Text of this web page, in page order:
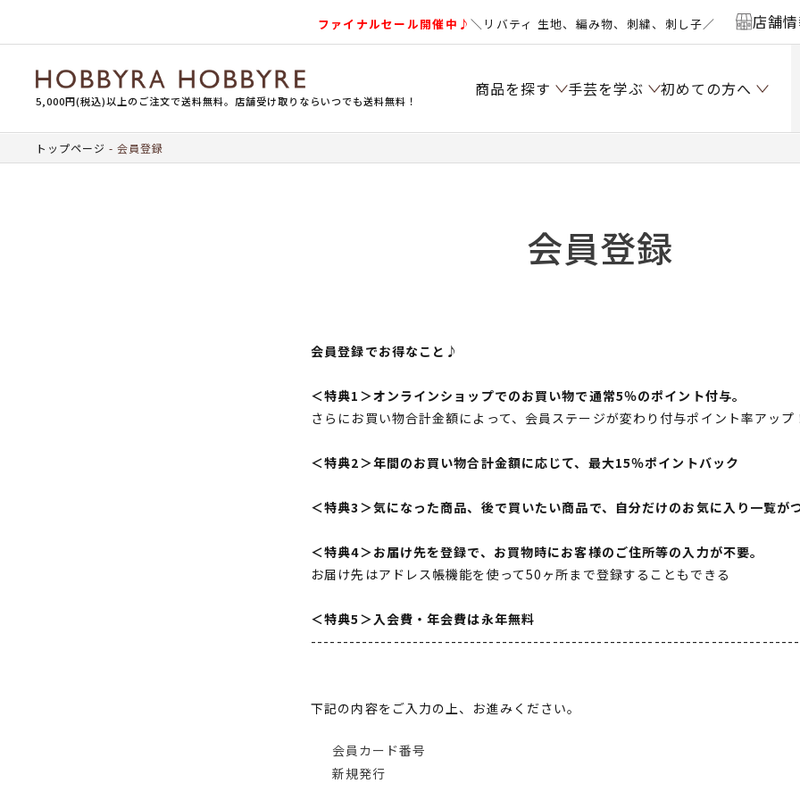
ファイナルセール開催中♪＼リバティ 生地、編み物、刺繍、刺し子／ 店舗
5,000円(税込)以上のご注文で送料無料。店舗受け取りならいつでも送料無料！
商品を探す 手芸を学ぶ 初めての方へ
トップページ 会員登録
会員登録
会員登録でお得なこと♪
＜特典1＞オンラインショップでのお買い物で通常5％のポイント付与。
さらにお買い物合計金額によって、会員ステージが変わり付与ポイント率アップ
＜特典2＞年間のお買い物合計金額に応じて、最大15％ポイントバック
＜特典3＞気になった商品、後で買いたい商品で、自分だけのお気に入り一覧が
＜特典4＞お届け先を登録で、お買物時にお客様のご住所等の入力が不要。
お届け先はアドレス帳機能を使って50ヶ所まで登録することもできる
＜特典5＞入会費・年会費は永年無料
下記の内容をご入力の上、お進みください。
会員カード番号
新規発行